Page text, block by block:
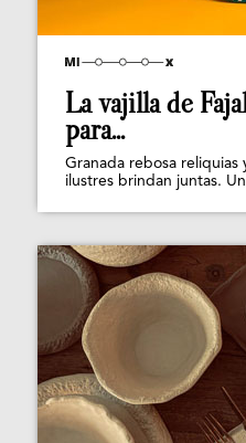
La vajilla de
para...
Granada rebosa reliquias
ilustres brindan juntas.